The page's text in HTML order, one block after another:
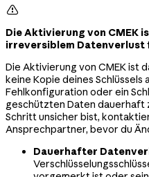

Die Aktivierung von CMEK
irreversiblem Datenverlust
Die Aktivierung von CMEK ist
keine Kopie deines Schlüssels
Fehlkonfiguration oder ein
geschützten Daten dauerhaft
Schritt unsicher bist,
Ansprechpartner, bevor du
Dauerhafter